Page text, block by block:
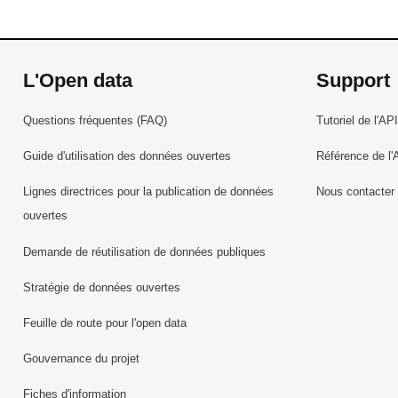
L'Open data
Questions fréquentes (FAQ)
Guide d'utilisation des données ouvertes
Lignes directrices pour la publication de données
ouvertes
Demande de réutilisation de données publiques
Stratégie de données ouvertes
Feuille de route pour l'open data
Gouvernance du projet
Fiches d'information
Support
Tutoriel de l'API
Référence de
Nous contacter